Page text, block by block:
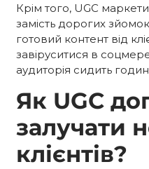
Крім того, UGC
замість дорогих
готовий контент від
завіруситися в
аудиторія сидить
Як UGC
залучати
клієнтів?